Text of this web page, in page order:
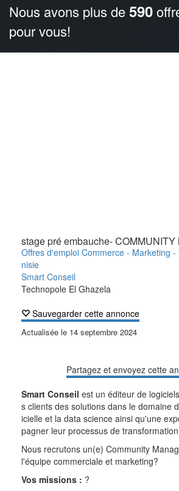
Nous avons plus de590
pour vous!
stage pré embauche- COMMUNITY
Offres d'emploi Commerce - Marketing -
nisie
Smart Conseil
Technopole El Ghazela
Sauvegarder cette annonce
Actualisée le 14 septembre 2024
Partagez et envoyez cette
Smart Conseil est un éditeur de
s clients des solutions dans le domaine
icielle et la data science ainsi qu'une
pagner leur processus de
Nous recrutons un(e) Community
l'équipe commerciale et marketing?
Vos missions : ?